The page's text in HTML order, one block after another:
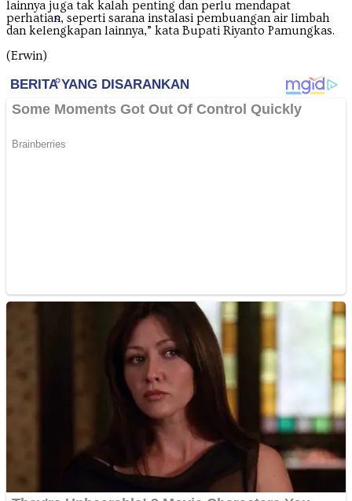
Nusa Tenggara Barat
Nusa Tenggara Timur
Papua Selatan
Papua Tengah
Riau
lainnya juga tak kalah penting dan perlu mendapat
perhatian, seperti sarana instalasi pembuangan air limbah
dan kelengkapan lainnya,” kata Bupati Riyanto Pamungkas.
(Erwin)